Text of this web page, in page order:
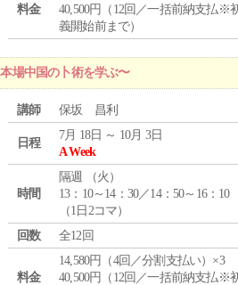
料金
40,500円（12回／一括前納支払※
義開始前まで）
場中国の卜術を学ぶ〜
講師 保坂 昌利
日程
7月 18日 ～ 10月 3日
A Week
時間
隔週 （火 ）
13：10～14：30／14：50～16：10
（1日2コマ）
回数
全12回
料金
14,580円（4回／分割支払い）×3
40,500円（12回／一括前納支払※